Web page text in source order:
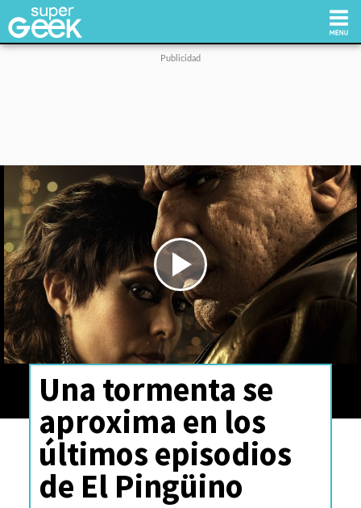
Tecnología
Videojuegos
Reviews
Cultura Pop
Streaming
Síguenos:
Play
Video
Una tormenta se
aproxima en los
últimos episodios
de El Pingüino